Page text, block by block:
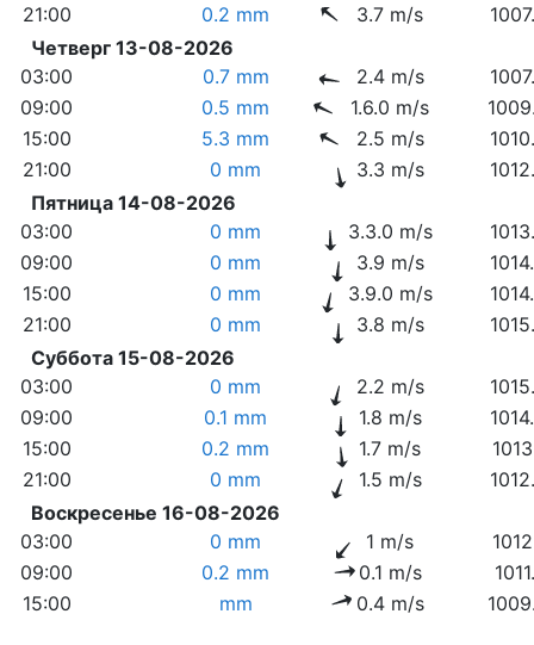
21:00
0.2 mm 3.7 m/s
Четверг 13-08-2026
03:00
0.7 mm 2.4 m/s
09:00
0.5 mm 1.6.0 m/s
15:00
5.3 mm 2.5 m/s
21:00
0 mm 3.3 m/s
Пятница 14-08-2026
03:00
0 mm 3.3.0 m/s
09:00
0 mm 3.9 m/s
15:00
0 mm 3.9.0 m/s
21:00
0 mm 3.8 m/s
Суббота 15-08-2026
03:00
0 mm 2.2 m/s
09:00
0.1 mm 1.8 m/s
15:00
0.2 mm 1.7 m/s
21:00
0 mm 1.5 m/s
Воскресенье 16-08-2026
03:00
0 mm 1 m/s
09:00
0.2 mm 0.1 m/s
15:00
mm 0.4 m/s